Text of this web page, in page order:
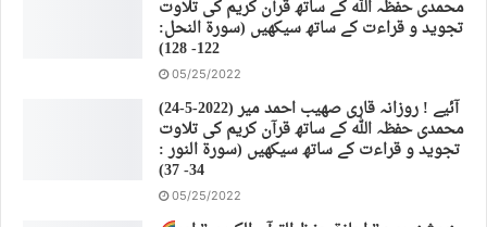
محمدی حفظہ اللہ کے ساتھ قرآن کریم کی تلاوت
تجوید و قراءت کے ساتھ سیکھیں (سورة النحل:
122- 128)
05/25/2022
(24-5-2022) آئیے ! روزانہ قاری صهیب احمد میر
محمدی حفظہ اللہ کے ساتھ قرآن کریم کی تلاوت
تجوید و قراءت کے ساتھ سیکھیں (سورة النور :
34- 37)
05/25/2022